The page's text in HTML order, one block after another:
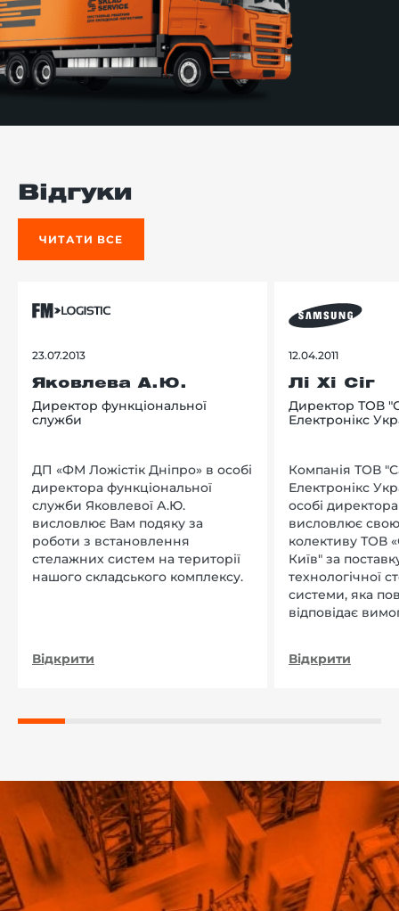
Відгуки
ЧИТАТИ ВСЕ
23.07.2013
Яковлева А.Ю.
Директор функціональної
служби
ДП «ФМ Ложістік Дніпро» в особі
директора функціональної
служби Яковлевої А.Ю.
висловлює Вам подяку за
роботи з встановлення
стелажних систем на території
нашого складського комплексу.
Відкрити
12.04.2011
Лі Хі Сіг
Директор ТОВ
Електронікс
Компанія ТОВ
Електронікс
особі
висловлює
колективу ТОВ
Київ" за
технологічної
системи, яка
відповідає
Відкрити